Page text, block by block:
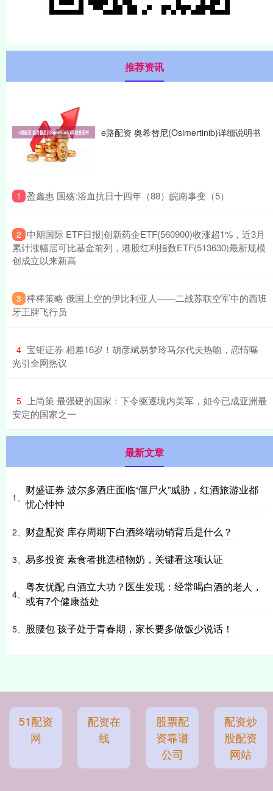
推荐资讯
e路配资 奥希替尼(Osimertinib)详细说明书
1 ​盈鑫惠 国殇:浴血抗日十四年（88）皖南事变（5）
2 ​中期国际 ETF日报|创新药企ETF(560900)收涨超1%，近3月
累计涨幅居可比基金前列，港股红利指数ETF(513630)最新规模
创成立以来新高
3 ​棒棒策略 俄国上空的伊比利亚人——二战苏联空军中的西班
牙王牌飞行员
4 ​宝钜证券 相差16岁！胡彦斌易梦玲马尔代夫热吻，恋情曝
光引全网热议
5
​上尚策 最强硬的国家：下令驱逐境内美军，如今已成亚洲最
安定的国家之一
最新文章
1、
财盛证券 波尔多酒庄面临“僵尸火”威胁，红酒旅游业都
忧心忡忡
2、 财盘配资 库存周期下白酒终端动销背后是什么？
3、 易多投资 素食者挑选植物奶，关键看这项认证
4、
粤友优配 白酒立大功？医生发现：经常喝白酒的老人，
或有7个健康益处
5、 股腰包 孩子处于青春期，家长要多做饭少说话！
51配资
网
配资在
线
股票配
资靠谱
公司
配资炒
股配资
网站